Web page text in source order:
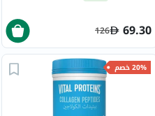
69.30
126
20% خصم